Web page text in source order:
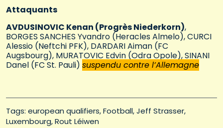
Attaquants
AVDUSINOVIC Kenan (Progrès Niederkorn),
BORGES SANCHES Yvandro (Heracles Almelo), CURCI
Alessio (Neftchi PFK), DARDARI Aiman (FC
Augsbourg), MURATOVIC Edvin (Odra Opole), SINANI
Danel (FC St. Pauli) suspendu contre l’Allemagne
Tags: european qualifiers Football Jeff Strasser
Luxembourg Rout Léiwen